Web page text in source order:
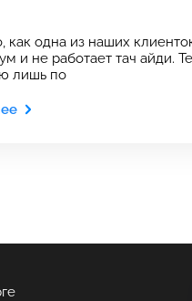
как одна из наших
и не работает тач айди.
лишь по